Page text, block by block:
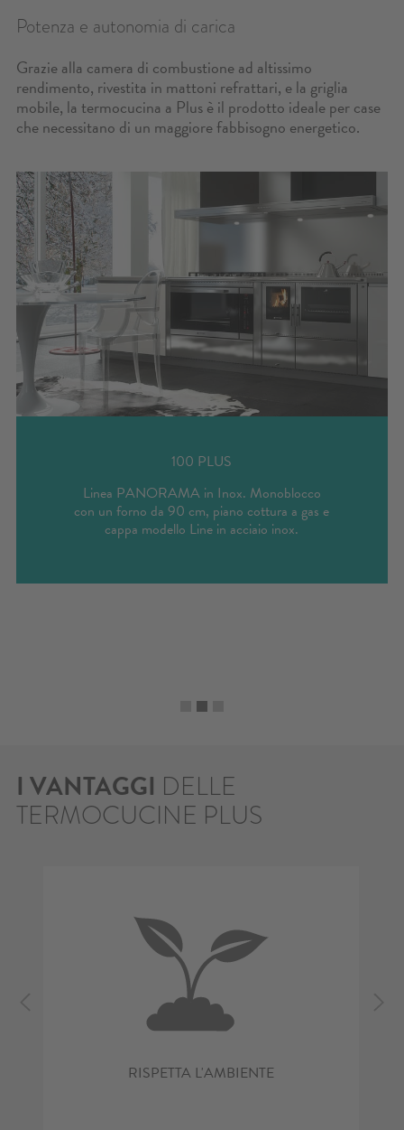
EVENTI
RETE VENDITA
CONTATTO
CONFIGURATORE
AREA RISERVATA
CERCA
Potenza e autonomia di carica
Grazie alla camera di combustione ad altissimo
rendimento, rivestita in mattoni refrattari, e la griglia
mobile, la termocucina a Plus è il prodotto ideale per case
che necessitano di un maggiore fabbisogno energetico.
100 PLUS
Linea PANORAMA in Inox. Monoblocco
con un forno da 90 cm, piano cottura a gas e
cappa modello Line in acciaio inox.
I VANTAGGI DELLE
TERMOCUCINE PLUS
RISPETTA L'AMBIENTE